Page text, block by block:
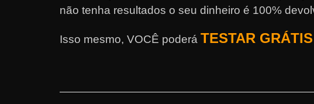
não tenha resultados o seu dinheiro é 100%
Isso mesmo, VOCÊ poderá TESTAR